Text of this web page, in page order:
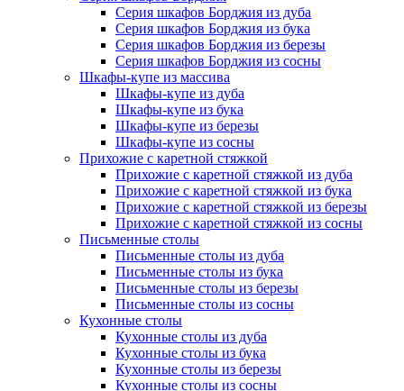
Серия шкафов Борджия из дуба
Серия шкафов Борджия из бука
Серия шкафов Борджия из березы
Серия шкафов Борджия из сосны
Шкафы-купе из массива
Шкафы-купе из дуба
Шкафы-купе из бука
Шкафы-купе из березы
Шкафы-купе из сосны
Прихожие с каретной стяжкой
Прихожие с каретной стяжкой из дуба
Прихожие с каретной стяжкой из бука
Прихожие с каретной стяжкой из березы
Прихожие с каретной стяжкой из сосны
Письменные столы
Письменные столы из дуба
Письменные столы из бука
Письменные столы из березы
Письменные столы из сосны
Кухонные столы
Кухонные столы из дуба
Кухонные столы из бука
Кухонные столы из березы
Кухонные столы из сосны